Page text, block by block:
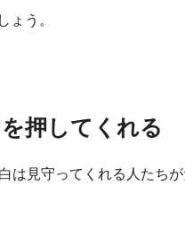
ょう。
押してくれる
見守ってくれる人たちが